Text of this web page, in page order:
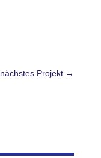
nächstes Projekt →